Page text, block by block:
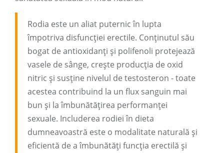
Rodia este un aliat puternic în lupta
împotriva disfuncției erectile. Conținutul său
bogat de antioxidanți și polifenoli protejează
vasele de sânge, crește producția de oxid
nitric și susține nivelul de testosteron - toate
acestea contribuind la un flux sanguin mai
bun și la îmbunătățirea performanței
sexuale. Includerea rodiei în dieta
dumneavoastră este o modalitate naturală și
eficientă de a îmbunătăți funcția erectilă și